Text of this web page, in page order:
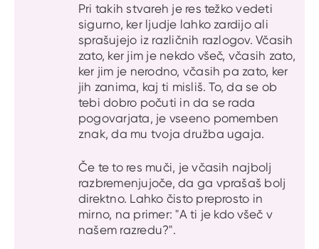
Pri takih stvareh je res težko vedeti
sigurno, ker ljudje lahko zardijo ali
sprašujejo iz različnih razlogov. Včasih
zato, ker jim je nekdo všeč, včasih zato,
ker jim je nerodno, včasih pa zato, ker
jih zanima, kaj ti misliš. To, da se ob
tebi dobro počuti in da se rada
pogovarjata, je vseeno pomemben
znak, da mu tvoja družba ugaja.
Če te to res muči, je včasih najbolj
razbremenjujoče, da ga vprašaš bolj
direktno. Lahko čisto preprosto in
mirno, na primer: "A ti je kdo všeč v
našem razredu?".